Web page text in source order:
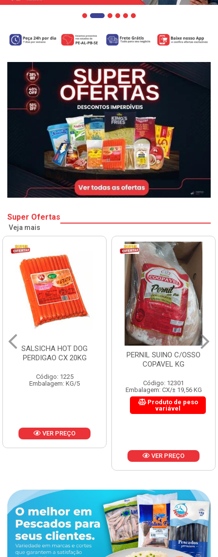
Super Ofertas
Veja mais
SALSICHA HOT DOG
PERDIGAO CX 20KG
Código: 1225
Embalagem: KG/5
VER PREÇO
PERNIL SUINO C/OSSO
COPAVEL KG
Código: 12301
Embalagem: CX/± 19,56 KG
Produto de peso
variável
VER PREÇO